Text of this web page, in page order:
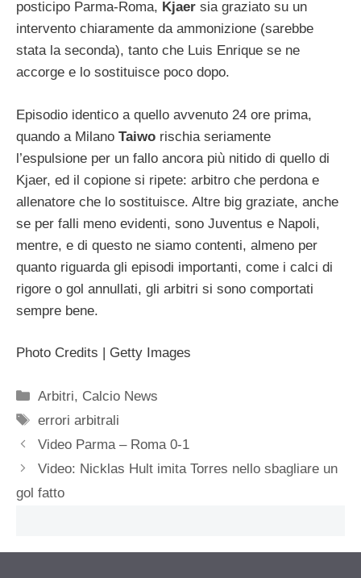
posticipo Parma-Roma, Kjaer sia graziato su un
intervento chiaramente da ammonizione (sarebbe
stata la seconda), tanto che Luis Enrique se ne
accorge e lo sostituisce poco dopo.
Episodio identico a quello avvenuto 24 ore prima,
quando a Milano Taiwo rischia seriamente
l’espulsione per un fallo ancora più nitido di quello di
Kjaer, ed il copione si ripete: arbitro che perdona e
allenatore che lo sostituisce. Altre big graziate, anche
se per falli meno evidenti, sono Juventus e Napoli,
mentre, e di questo ne siamo contenti, almeno per
quanto riguarda gli episodi importanti, come i calci di
rigore o gol annullati, gli arbitri si sono comportati
sempre bene.
Photo Credits | Getty Images
Categorie
Arbitri, Calcio News
Tag
errori arbitrali
Video Parma – Roma 0-1
Video: Nicklas Hult imita Torres nello sbagliare un
gol fatto